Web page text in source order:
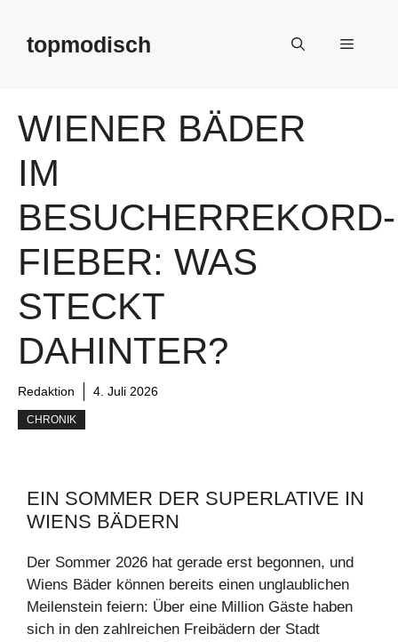
springentopmodisch Menü
WIENER BÄDER
IM
BESUCHERREKORD-
FIEBER: WAS
STECKT
DAHINTER?
Redaktion 4. Juli 2026
CHRONIK
EIN SOMMER DER SUPERLATIVE IN
WIENS BÄDERN
Der Sommer 2026 hat gerade erst begonnen, und
Wiens Bäder können bereits einen unglaublichen
Meilenstein feiern: Über eine Million Gäste haben
sich in den zahlreichen Freibädern der Stadt